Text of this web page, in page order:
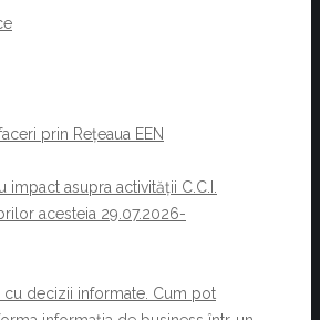
prin Rețeaua EEN
asupra activității C.C.I.
acesteia 29.07.2026-
cu decizii informate. Cum pot